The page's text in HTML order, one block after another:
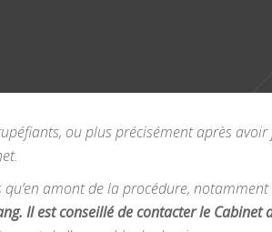
ou plus précisément après
amont de la procédure,
Il est conseillé de contacter le Cabinet